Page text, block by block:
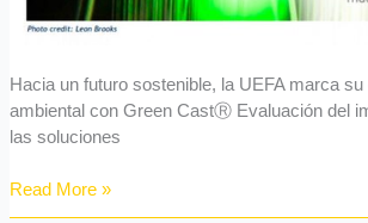
Hacia un futuro sostenible, la UEFA marca
ambiental con Green CastⓇ Evaluación del
las soluciones
Read More »